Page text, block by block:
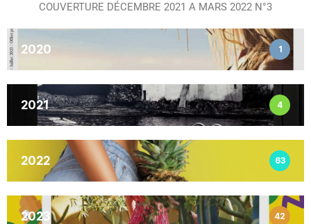
COUVERTURE DÉCEMBRE 2021 A MARS 2022 N°3
2020 1
2021 4
2022 63
2023 42